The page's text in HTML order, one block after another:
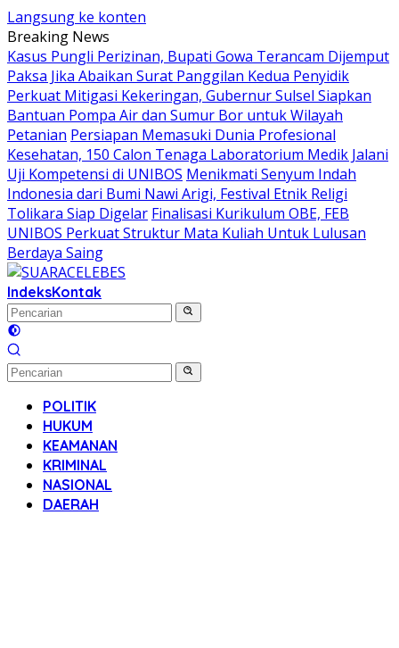
Langsung ke konten
Breaking News
Kasus Pungli Perizinan, Bupati Gowa Terancam Dijemput
Paksa Jika Abaikan Surat Panggilan Kedua Penyidik
Perkuat Mitigasi Kekeringan, Gubernur Sulsel Siapkan
Bantuan Pompa Air dan Sumur Bor untuk Wilayah
Petanian Persiapan Memasuki Dunia Profesional
Kesehatan, 150 Calon Tenaga Laboratorium Medik Jalani
Uji Kompetensi di UNIBOS Menikmati Senyum Indah
Indonesia dari Bumi Nawi Arigi, Festival Etnik Religi
Tolikara Siap Digelar Finalisasi Kurikulum OBE, FEB
UNIBOS Perkuat Struktur Mata Kuliah Untuk Lulusan
Berdaya Saing
IndeksKontak
POLITIK
HUKUM
KEAMANAN
KRIMINAL
NASIONAL
DAERAH